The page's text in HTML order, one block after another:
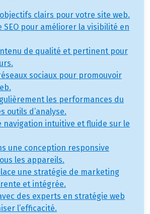
clairs pour votre site web.
SEO pour améliorer la visibilité en
de qualité et pertinent pour
sociaux pour promouvoir
les performances du
outils d’analyse.
navigation intuitive et fluide sur le
une conception responsive
les appareils.
une stratégie de marketing
et intégrée.
des experts en stratégie web
l’efficacité.